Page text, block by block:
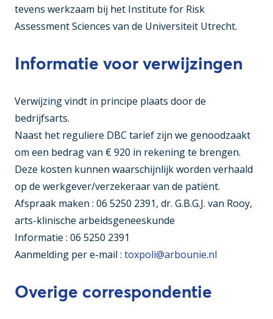
tevens werkzaam bij het Institute for Risk
Assessment Sciences van de Universiteit Utrecht.
Informatie voor verwijzingen
Verwijzing vindt in principe plaats door de
bedrijfsarts.
Naast het reguliere DBC tarief zijn we genoodzaakt
om een bedrag van € 920 in rekening te brengen.
Deze kosten kunnen waarschijnlijk worden verhaald
op de werkgever/verzekeraar van de patiënt.
Afspraak maken : 06 5250 2391, dr. G.B.G.J. van Rooy,
arts-klinische arbeidsgeneeskunde
Informatie : 06 5250 2391
Aanmelding per e-mail : toxpoli@arbounie.nl
Overige correspondentie